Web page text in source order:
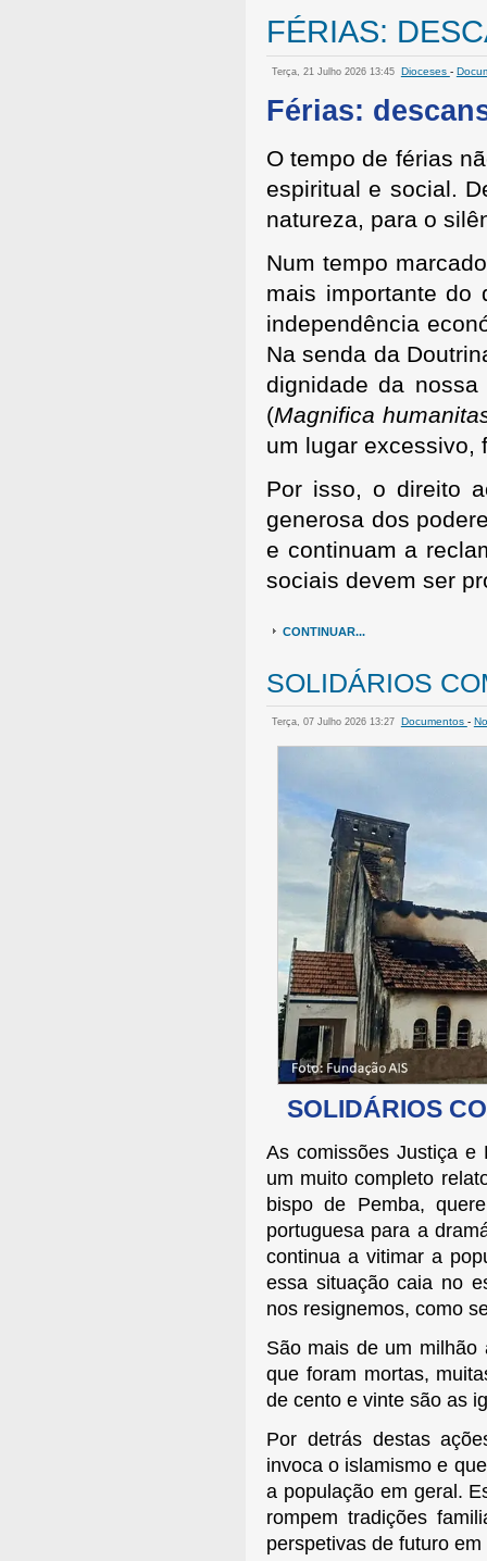
FÉRIAS:
Terça, 21 Julho 2026 13:45 Dioceses -
Férias:
O tempo de férias
espiritual e social.
natureza, para o
Num tempo
mais importante do
independência
Na senda da
dignidade da
(Magnifica
um lugar excessivo,
Por isso, o direito
generosa dos
e continuam a
sociais devem ser
CONTINUAR...
SOLIDÁRIOS
Terça, 07 Julho 2026 13:27 Documentos -
SOLIDÁRIOS
As comissões Justiça e
um muito completo
bispo de Pemba,
portuguesa para a
continua a vitimar a
essa situação caia no
nos resignemos, como
São mais de um
que foram mortas,
de cento e vinte são as
Por detrás destas
invoca o islamismo e
a população em geral.
rompem tradições
perspetivas de futuro